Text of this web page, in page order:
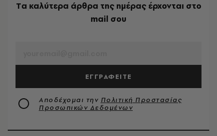
Tα καλύτερα άρθρα της ημέρας έρχονται στο
mail σου
ΕΓΓΡΑΦΕΙΤΕ
Αποδέχομαι την Πολιτική Προστασίας
Προσωπικών Δεδομένων